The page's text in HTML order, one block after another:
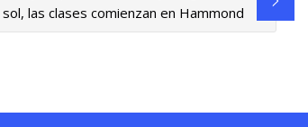
sol, las clases comienzan en Hammond